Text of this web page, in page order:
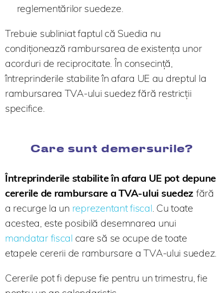
reglementărilor suedeze.
Trebuie subliniat faptul că Suedia nu
condiționează rambursarea de existența unor
acorduri de reciprocitate. În consecință,
întreprinderile stabilite în afara UE au dreptul la
rambursarea TVA-ului suedez fără restricții
specifice.
Care sunt demersurile?
Întreprinderile stabilite în afara UE pot depune
cererile de rambursare a TVA-ului suedez fără
a recurge la un reprezentant fiscal . Cu toate
acestea, este posibilă desemnarea unui
mandatar fiscal care să se ocupe de toate
etapele cererii de rambursare a TVA-ului suedez.
Cererile pot fi depuse fie pentru un trimestru, fie